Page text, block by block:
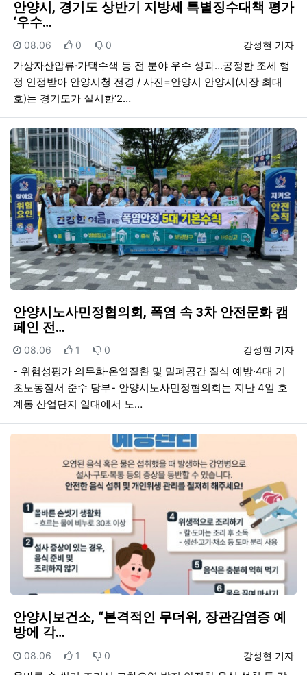
안양시, 경기도 상반기 지방세 특별징수대책 평가
‘우수…
등록자
강성현 기자
등록일
08.06 추천
0 비추천
0
가상자산압류·가택수색 등 전 분야 우수 성과…공정한 조세 행
정 인정받아 안양시청 전경 / 사진=안양시 안양시(시장 최대
호)는 경기도가 실시한‘2…
안양시노사민정협의회, 폭염 속 3차 안전문화 캠
페인 전…
등록자
강성현 기자
등록일
08.06 추천
1 비추천
0
- 위험성평가 의무화·온열질환 및 밀폐공간 질식 예방·4대 기
초노동질서 준수 당부- 안양시노사민정협의회는 지난 4일 호
계동 산업단지 일대에서 노…
안양시보건소, “본격적인 무더위, 장관감염증 예
방에 각…
등록자
강성현 기자
등록일
08.06 추천
1 비추천
0